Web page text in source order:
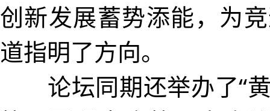
创新发展蓄势添能，为
道指明了方向。
论坛同期还举办了“黄